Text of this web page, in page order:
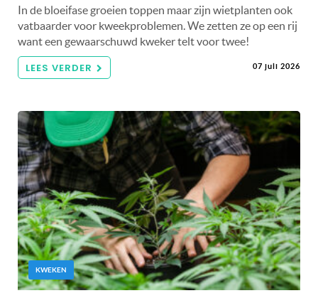
In de bloeifase groeien toppen maar zijn wietplanten ook
vatbaarder voor kweekproblemen. We zetten ze op een rij
want een gewaarschuwd kweker telt voor twee!
LEES VERDER 07 juli 2026
KWEKEN